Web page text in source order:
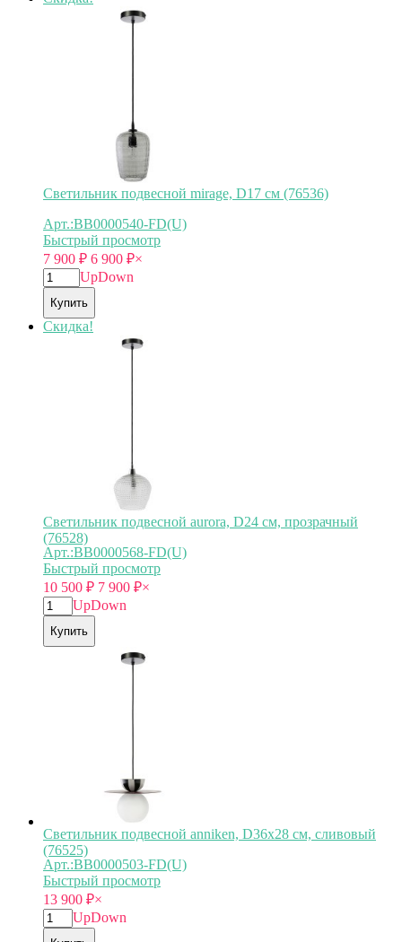
Светильник подвесной mirage, D17 см (76536)
Арт.:BB0000540-FD(U)
Быстрый просмотр
7 900 ₽ 6 900 ₽×
UpDown
Купить
Скидка!
Светильник подвесной aurora, D24 см, прозрачный
(76528)
Арт.:BB0000568-FD(U)
Быстрый просмотр
10 500 ₽ 7 900 ₽×
UpDown
Купить
Светильник подвесной anniken, D36х28 см, сливовый
(76525)
Арт.:BB0000503-FD(U)
Быстрый просмотр
13 900 ₽×
UpDown